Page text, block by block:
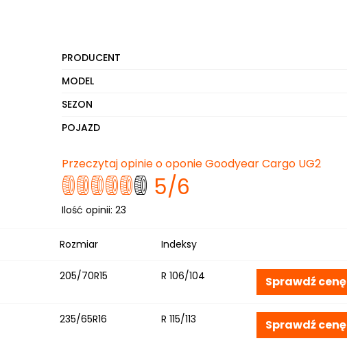
PRODUCENT
MODEL
SEZON
POJAZD
Przeczytaj opinie o oponie Goodyear Cargo UG2
5/6
Ilość opinii: 23
Rozmiar Indeksy
205/70R15 R 106/104 Sprawdź cenę
235/65R16 R 115/113 Sprawdź cenę